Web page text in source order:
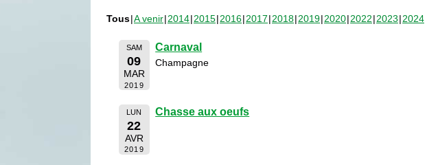
Tous A venir 2014 2015 2016 2017 2018 2019 2020 2022 2023 2024
SAM
09
MAR
2019
Carnaval
Champagne
LUN
22
AVR
2019
Chasse aux oeufs